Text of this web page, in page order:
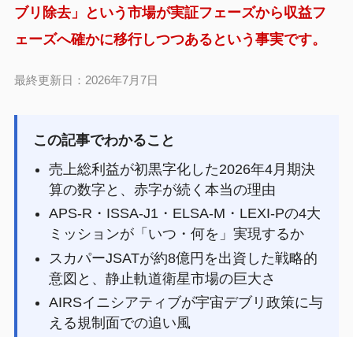
ブリ除去」という市場が実証フェーズから収益フ
ェーズへ確かに移行しつつあるという事実です。
最終更新日：2026年7月7日
この記事でわかること
売上総利益が初黒字化した2026年4月期決
算の数字と、赤字が続く本当の理由
APS-R・ISSA-J1・ELSA-M・LEXI-Pの4大
ミッションが「いつ・何を」実現するか
スカパーJSATが約8億円を出資した戦略的
意図と、静止軌道衛星市場の巨大さ
AIRSイニシアティブが宇宙デブリ政策に与
える規制面での追い風